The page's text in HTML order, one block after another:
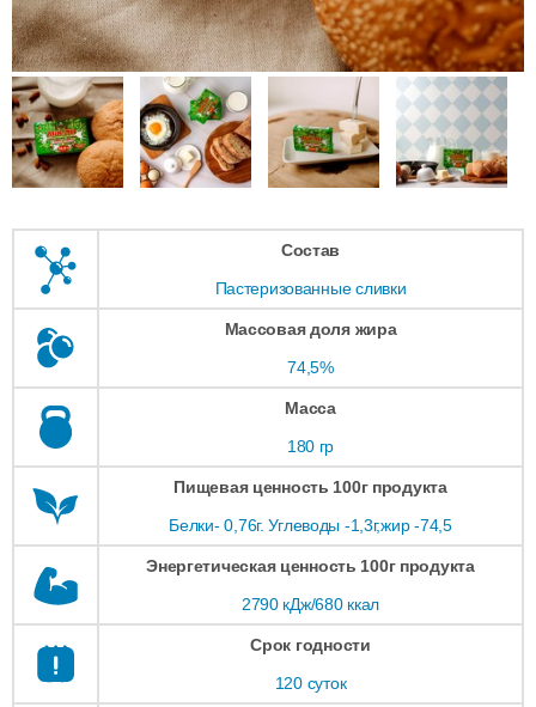
Состав
Пастеризованные сливки
Массовая доля жира
74,5%
Масса
180 гр
Пищевая ценность 100г продукта
Белки- 0,76г. Углеводы -1,3г,жир -74,5
Энергетическая ценность 100г продукта
2790 кДж/680 ккал
Срок годности
120 суток